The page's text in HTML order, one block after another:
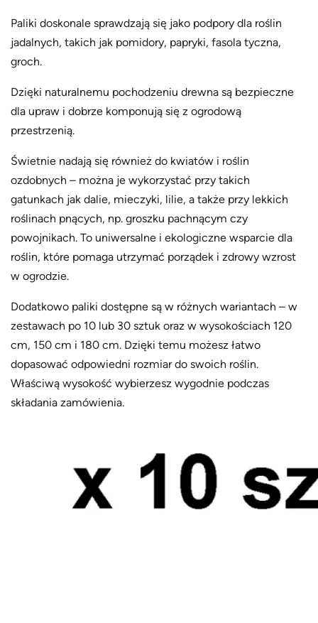
Paliki doskonale sprawdzają się jako podpory dla roślin
jadalnych, takich jak pomidory, papryki, fasola tyczna,
groch.
Dzięki naturalnemu pochodzeniu drewna są bezpieczne
dla upraw i dobrze komponują się z ogrodową
przestrzenią.
Świetnie nadają się również do kwiatów i roślin
ozdobnych – można je wykorzystać przy takich
gatunkach jak dalie, mieczyki, lilie, a także przy lekkich
roślinach pnących, np. groszku pachnącym czy
powojnikach. To uniwersalne i ekologiczne wsparcie dla
roślin, które pomaga utrzymać porządek i zdrowy wzrost
w ogrodzie.
Dodatkowo paliki dostępne są w różnych wariantach – w
zestawach po 10 lub 30 sztuk oraz w wysokościach 120
cm, 150 cm i 180 cm. Dzięki temu możesz łatwo
dopasować odpowiedni rozmiar do swoich roślin.
Właściwą wysokość wybierzesz wygodnie podczas
składania zamówienia.